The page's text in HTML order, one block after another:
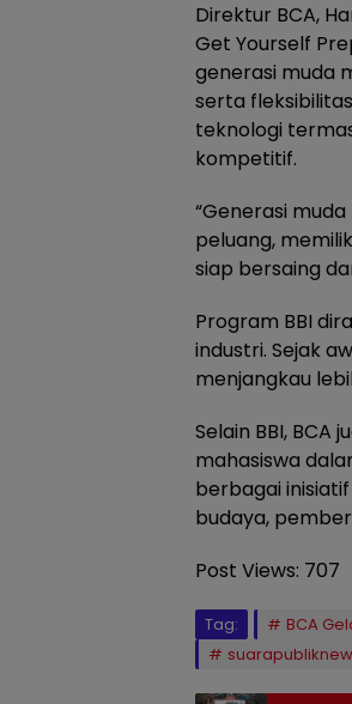
Direktur BCA,
Get Yourself
generasi muda
serta
teknologi
kompetitif.
“Generasi
peluang,
siap bersaing
Program BBI
industri. Sejak
menjangkau
Selain BBI,
mahasiswa
berbagai
budaya,
Post Views: 707
Tag:
BCA